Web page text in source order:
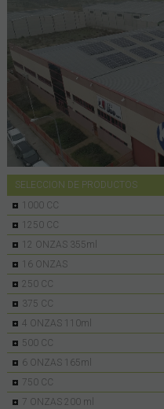
SELECCION DE PRODUCTOS
1000 CC
1250 CC
12 ONZAS 355ml
16 ONZAS
250 CC
375 CC
4 ONZAS 110ml
500 CC
6 ONZAS 165ml
750 CC
7 ONZAS 200 ml